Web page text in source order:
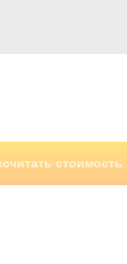
стоимость